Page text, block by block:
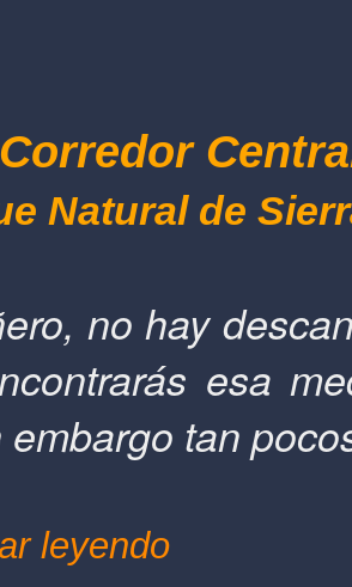
Corredor
Natural de
no hay
esa
tan
leyendo